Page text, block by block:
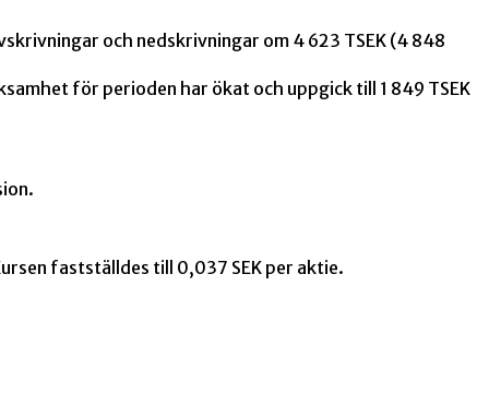
och nedskrivningar om 4 623 TSEK (4 848
för perioden har ökat och uppgick till 1 849 TSEK
fastställdes till 0,037 SEK per aktie.